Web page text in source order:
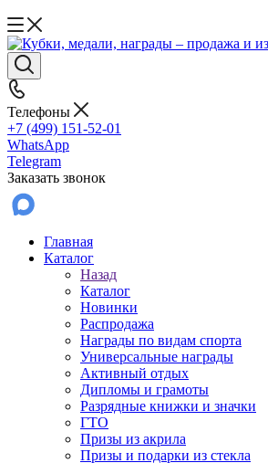
Телефоны
+7 (499) 151-52-01
WhatsApp
Telegram
Заказать звонок
Главная
Каталог
Назад
Каталог
Новинки
Распродажа
Награды по видам спорта
Универсальные награды
Активный отдых
Дипломы и грамоты
Разрядные книжки и значки
ГТО
Призы из акрила
Призы и подарки из стекла